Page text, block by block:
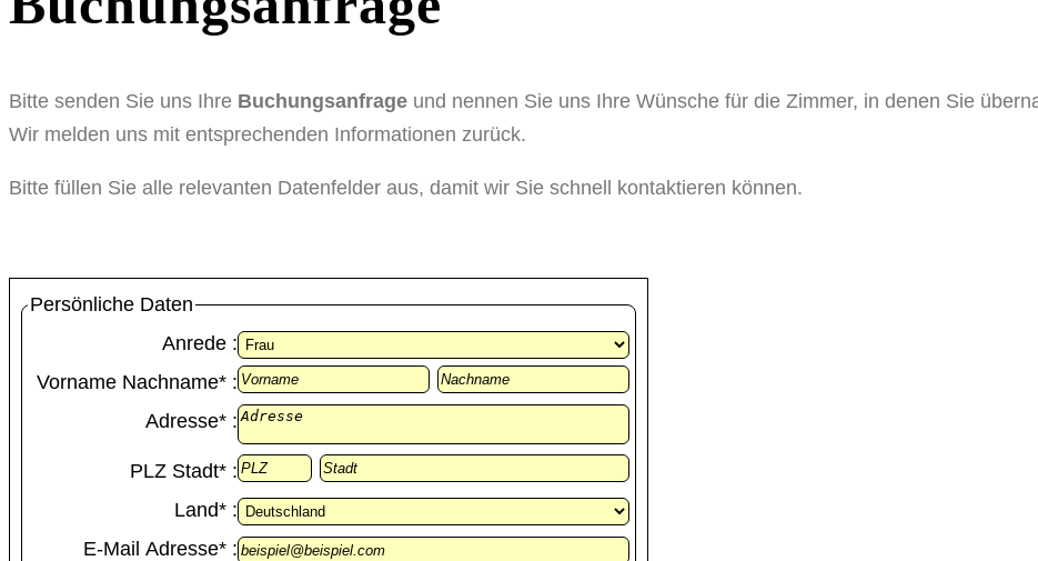
Bitte senden Sie uns Ihre Buchungsanfrage und nennen Sie uns Ihre Wünsche für die Zimmer, in denen Sie
Wir melden uns mit entsprechenden Informationen zurück.
Bitte füllen Sie alle relevanten Datenfelder aus, damit wir Sie schnell kontaktieren können.
Persönliche Daten
Anrede :
Vorname Nachname* :
Adresse* :
PLZ Stadt* :
Land* :
E-Mail Adresse* :